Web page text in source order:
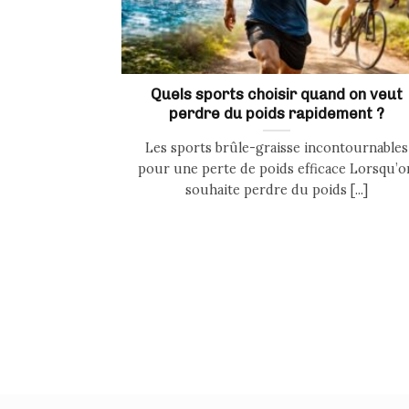
Quels sports choisir quand on veut
perdre du poids rapidement ?
Les sports brûle-graisse incontournables
pour une perte de poids efficace
souhaite perdre du poids [...]